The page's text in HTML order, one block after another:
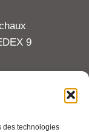
des technologies
9